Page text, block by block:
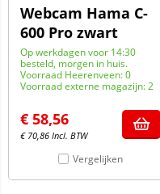
Webcam Hama C-
600 Pro zwart
Op werkdagen voor 14:30
besteld, morgen in huis.
Voorraad Heerenveen: 0
Voorraad externe magazijn: 2
€ 58,56
€ 70,86 Incl. BTW
Vergelijken